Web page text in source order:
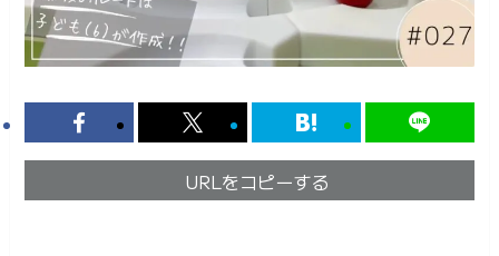
URLをコピーする